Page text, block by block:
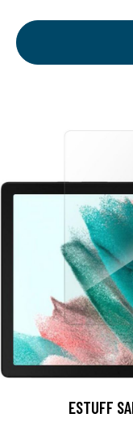
ESTUFF